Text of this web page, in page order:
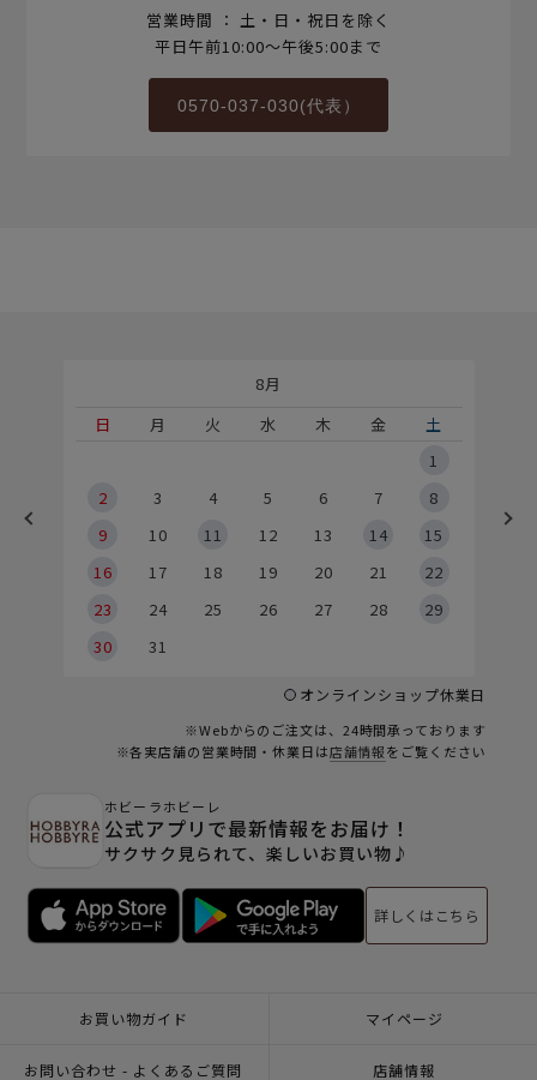
営業時間 ： 土・日・祝日を除く
平日午前10:00～午後5:00まで
0570-037-030(代表）
8月
日
月 火 水 木 金
土
1
2
3 4 5 6 7
8
9
10 11 12 13 14
15
16
17 18 19 20 21
22
23
24 25 26 27 28
29
30
31
オンラインショップ休業日
※Webからのご注文は、24時間承っております
※各実店舗の営業時間・休業日は店舗情報をご覧ください
ホビーラホビーレ
公式アプリで最新情報をお届け！
サクサク見られて、楽しいお買い物♪
詳しくはこちら
お買い物ガイド マイページ
お問い合わせ - よくあるご質問 店舗情報